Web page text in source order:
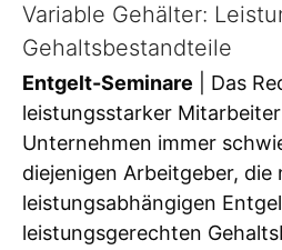
Variable Gehälter:
Gehaltsbestandteile
Entgelt-Seminare | Das
leistungsstarker
Unternehmen immer
diejenigen Arbeitgeber, die
leistungsabhängigen
leistungsgerechten